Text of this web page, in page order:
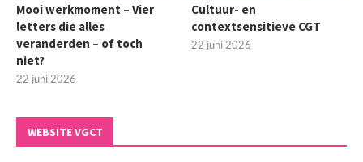
Mooi werkmoment – Vier
letters die alles
veranderden – of toch
niet?
22 juni 2026
Cultuur- en
contextsensitieve CGT
22 juni 2026
WEBSITE VGCT